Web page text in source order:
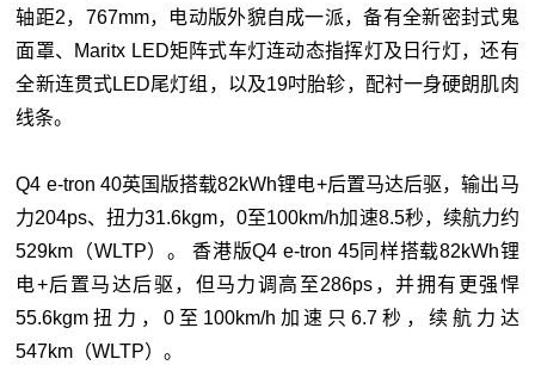
轴距2，767mm，电动版外貌自成一派，备有全新密封式鬼
面罩、Maritx LED矩阵式车灯连动态指挥灯及日行灯，还有
全新连贯式LED尾灯组，以及19吋胎轸，配衬一身硬朗肌肉
线条。
Q4 e-tron 40英国版搭载82kWh锂电+后置马达后驱，输出马
力204ps、扭力31.6kgm，0至100km/h加速8.5秒，续航力约
529km（WLTP）。 香港版Q4 e-tron 45同样搭载82kWh锂
电+后置马达后驱，但马力调高至286ps，并拥有更强悍
55.6kgm扭力，0至100km/h加速只6.7秒，续航力达
547km（WLTP）。